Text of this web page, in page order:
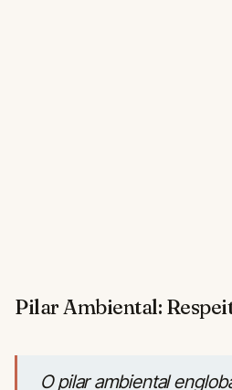
Pilar Ambiental:
O pilar ambiental